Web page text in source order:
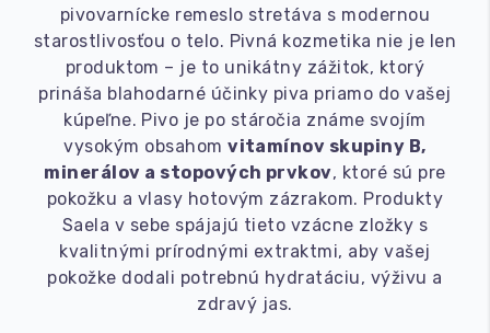
Vhodná na espresso
Vhodná na filter
Kávové špeciály
Plechovkové kávy
Výhodné balenie
Balené čaje
Čierny čaj
Zelený čaj
Ovocný čaj
Náš med
Sirupy do kávy a domáce sirupy
FIT ovocné pyré
Kávové príslušenstvo
Čajové príslušenstvo
Tyčinky a koláčiky
pivovarnícke remeslo stretáva s modernou
starostlivosťou o telo. Pivná kozmetika nie je len
produktom – je to unikátny zážitok, ktorý
prináša blahodarné účinky piva priamo do vašej
kúpeľne. Pivo je po stáročia známe svojím
vysokým obsahomvitamínov skupiny B,
minerálov a stopových prvkov, ktoré sú pre
pokožku a vlasy hotovým zázrakom. Produkty
Saela v sebe spájajú tieto vzácne zložky s
kvalitnými prírodnými extraktmi, aby vašej
pokožke dodali potrebnú hydratáciu, výživu a
zdravý jas.